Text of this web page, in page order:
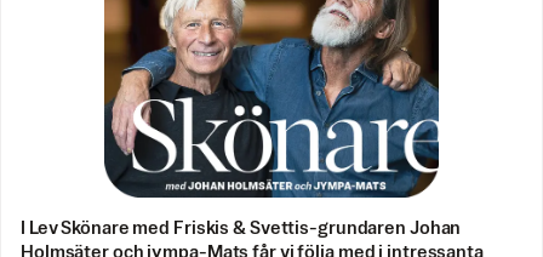
I Lev Skönare med Friskis & Svettis-grundaren Johan
Holmsäter och jympa-Mats får vi följa med i intressanta